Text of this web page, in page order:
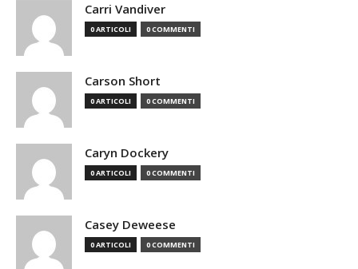
Carri Vandiver
0 ARTICOLI 0 COMMENTI
Carson Short
0 ARTICOLI 0 COMMENTI
Caryn Dockery
0 ARTICOLI 0 COMMENTI
Casey Deweese
0 ARTICOLI 0 COMMENTI